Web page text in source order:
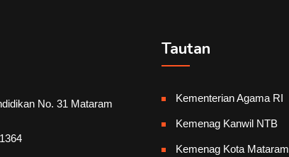
No. 31 Mataram
Tautan
Kementerian Agama RI
Kemenag Kanwil NTB
Kemenag Kota Mataram